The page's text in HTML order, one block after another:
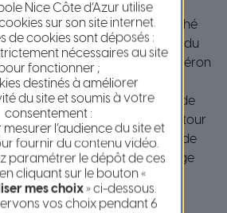
du Moyen Pays Niçois perché
Situé à 460 mètres au dessus du
les vallées du Var et de l’Estéron
montagne du Chiers. Le Broc
petites rues, bordées de
pierres qui sont regroupées autour
à arcades. On y trouve aussi de
passé, qui font du Broc un village
Nice Côte d’Azur utilise
sur son site internet.
de cookies sont déposés :
nécessaires au site
fonctionner ;
destinés à améliorer
du site et soumis à votre
consentement :
l’audience du site et
fournir du contenu vidéo.
paramétrer le dépôt de ces
cliquant sur le bouton «
mes choix» ci-dessous.
vos choix pendant 6